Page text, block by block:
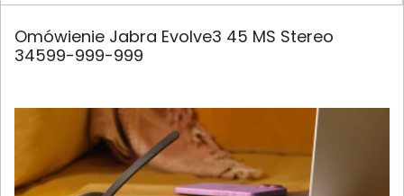
Omówienie Jabra Evolve3 45 MS Stereo
34599-999-999